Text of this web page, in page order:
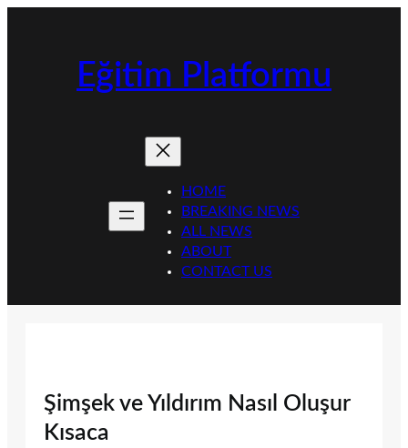
Eğitim Platformu
HOME
BREAKING NEWS
ALL NEWS
ABOUT
CONTACT US
Şimşek ve Yıldırım Nasıl Oluşur
Kısaca